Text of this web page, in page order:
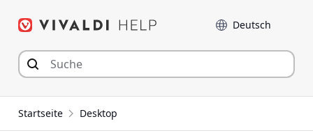
Inhalt
Sprache
Startseite Desktop